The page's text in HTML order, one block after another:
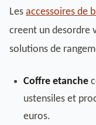
Les accessoires de
creent un desordre
solutions de
Coffre etanche
ustensiles et
euros.